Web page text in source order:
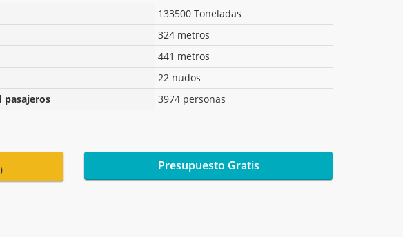
133500 Toneladas
324 metros
441 metros
22 nudos
pasajeros
3974 personas
Presupuesto Gratis